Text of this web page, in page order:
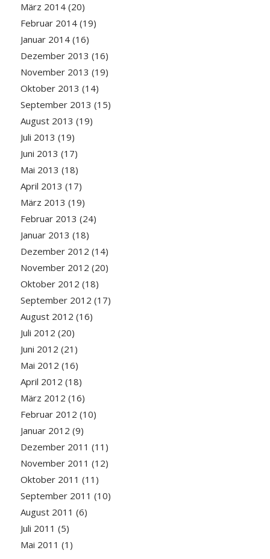
März 2014(20)
Februar 2014(19)
Januar 2014(16)
Dezember 2013 (16)
November 2013 (19)
Oktober 2013 (14)
September 2013 (15)
August 2013 (19)
Juli 2013 (19)
Juni 2013 (17)
Mai 2013 (18)
April 2013 (17)
März 2013 (19)
Februar 2013 (24)
Januar 2013 (18)
Dezember 2012 (14)
November 2012 (20)
Oktober 2012 (18)
September 2012 (17)
August 2012 (16)
Juli 2012 (20)
Juni 2012 (21)
Mai 2012 (16)
April 2012 (18)
März 2012 (16)
Februar 2012 (10)
Januar 2012 (9)
Dezember 2011 (11)
November 2011 (12)
Oktober 2011 (11)
September 2011 (10)
August 2011 (6)
Juli 2011 (5)
Mai 2011 (1)